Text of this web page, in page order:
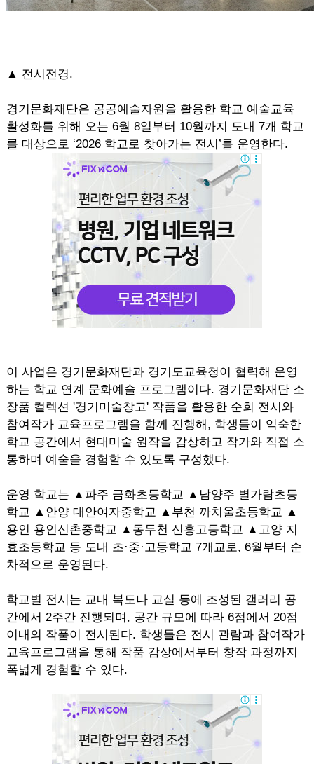
▲ 전시전경.
경기문화재단은 공공예술자원을 활용한 학교 예술교육
활성화를 위해 오는 6월 8일부터 10월까지 도내 7개 학교
를 대상으로 ‘2026 학교로 찾아가는 전시’를 운영한다.
이 사업은 경기문화재단과 경기도교육청이 협력해 운영
하는 학교 연계 문화예술 프로그램이다. 경기문화재단 소
장품 컬렉션 '경기미술창고' 작품을 활용한 순회 전시와
참여작가 교육프로그램을 함께 진행해, 학생들이 익숙한
학교 공간에서 현대미술 원작을 감상하고 작가와 직접 소
통하며 예술을 경험할 수 있도록 구성했다.
운영 학교는 ▲파주 금화초등학교 ▲남양주 별가람초등
학교 ▲안양 대안여자중학교 ▲부천 까치울초등학교 ▲
용인 용인신촌중학교 ▲동두천 신흥고등학교 ▲고양 지
효초등학교 등 도내 초·중·고등학교 7개교로, 6월부터 순
차적으로 운영된다.
학교별 전시는 교내 복도나 교실 등에 조성된 갤러리 공
간에서 2주간 진행되며, 공간 규모에 따라 6점에서 20점
이내의 작품이 전시된다. 학생들은 전시 관람과 참여작가
교육프로그램을 통해 작품 감상에서부터 창작 과정까지
폭넓게 경험할 수 있다.